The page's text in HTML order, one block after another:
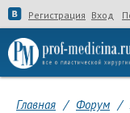
Регистрация Вход
Главная / Форум /